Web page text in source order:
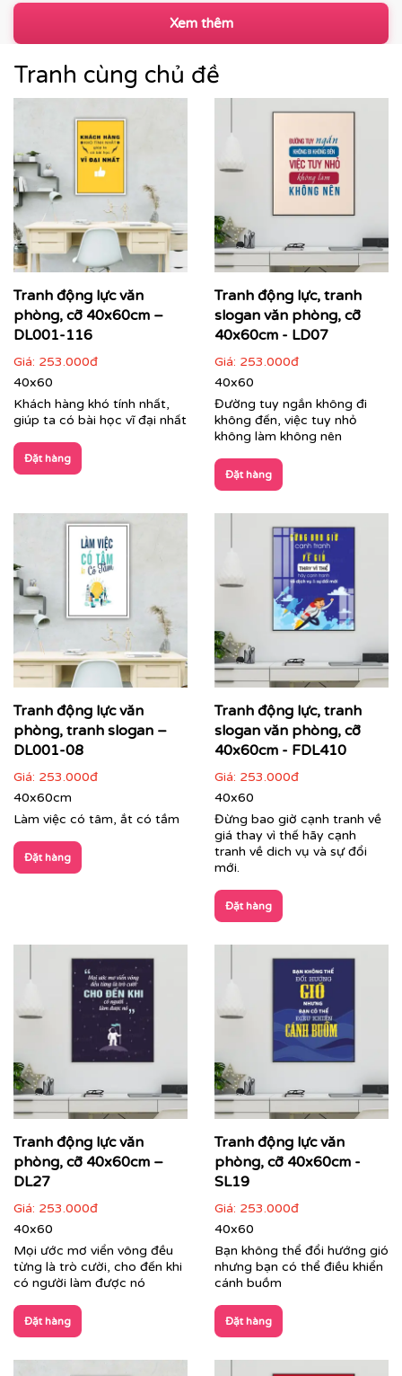
Printek thi công tranh động lực theo yêu cầu cho
khách hàng
Tranh động lực & Tranh slogan:Những câu nói truyền
cảm hứng, những thông điệp kinh doanh cốt lõi được
thiết kế với phong cách typography hiện đại, mạnh mẽ.
Đây là giải pháp hoàn hảo để thúc đẩy tinh thần làm
việc, gắn kết đội ngũ và nhắc nhở nhân viên về mục tiêu
chung mỗi ngày.
Cận cảnh tranh động lực do Printek sản xuất
Cận cảnh tranh động lực do Printek sản xuất
Tranh Văn Phòng:Đa dạng phong cách từ hiện đại, tối
giản đến nghệ thuật sáng tạo. Printek giúp định hình
không gian làm việc chuyên nghiệp, tạo ấn tượng mạnh
mẽ với đối tác, khách hàng ngay từ ánh nhìn đầu tiên,
đồng thời mang lại sự thư giãn cho nhân viên sau
những giờ làm việc căng thẳng.
Xem thêm
Tranh cùng chủ đề
Tranh động lực văn
phòng, cỡ 40x60cm –
DL001-116
Giá: 253.000đ
40x60
Khách hàng khó tính nhất,
giúp ta có bài học vĩ đại nhất
Đặt hàng
Tranh động lực, tranh
slogan văn phòng, cỡ
40x60cm - LD07
Giá: 253.000đ
40x60
Đường tuy ngắn không đi
không đến, việc tuy nhỏ
không làm không nên
Đặt hàng
Tranh động lực văn
phòng, tranh slogan –
DL001-08
Giá: 253.000đ
40x60cm
Làm việc có tâm, ắt có tầm
Đặt hàng
Tranh động lực, tranh
slogan văn phòng, cỡ
40x60cm - FDL410
Giá: 253.000đ
40x60
Đừng bao giờ cạnh tranh về
giá thay vì thế hãy cạnh
tranh về dich vụ và sự đổi
mới.
Đặt hàng
Tranh động lực văn
phòng, cỡ 40x60cm –
DL27
Giá: 253.000đ
40x60
Mọi ước mơ viển vông đều
từng là trò cười, cho đến khi
có người làm được nó
Đặt hàng
Tranh động lực văn
phòng, cỡ 40x60cm -
SL19
Giá: 253.000đ
40x60
Bạn không thể đổi hướng gió
nhưng bạn có thể điều khiển
cánh buồm
Đặt hàng